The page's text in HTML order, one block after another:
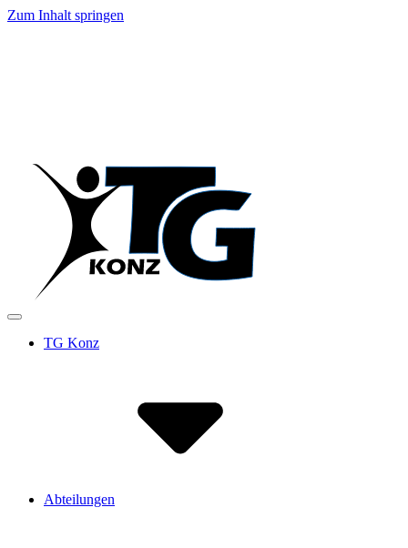
Zum Inhalt springen
TG Konz
Abteilungen